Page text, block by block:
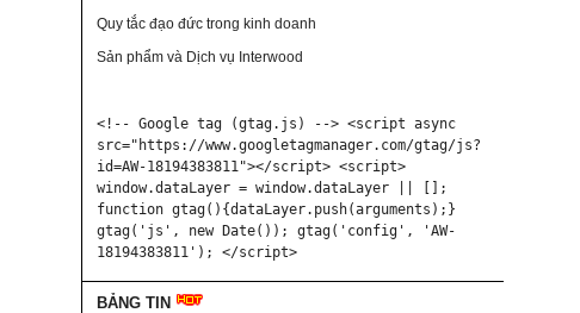
Quy tắc đạo đức trong kinh doanh
Sản phẩm và Dịch vụ Interwood
<!-- Google tag (gtag.js) --> <script async
src="https://www.googletagmanager.com/gtag/js?
id=AW-18194383811"></script> <script>
window.dataLayer = window.dataLayer || [];
function gtag(){dataLayer.push(arguments);}
gtag('js', new Date()); gtag('config', 'AW-
18194383811'); </script>
BẢNG TIN